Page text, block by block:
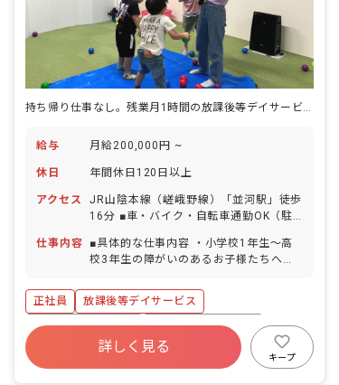
持ち帰り仕事なし。残業月1時間の放課後等デイサービス。
給与 月給200,000円 ~
休日 年間休日120日以上
アクセス
JR山陰本線（嵯峨野線）「並河駅」徒歩
16分 ■車・バイク・自転車通勤OK（駐
仕事内容
■具体的な仕事内容 ・小学校1年生～高
校3年生の障がいのあるお子様たちへの
などの送迎業務 ・個別支援計画に基づい
た、個別トレーニング・集団トレーニン
グ ・連絡帳記入 ・保護者対応 ■保育理
念 ジョイアスリビングは、素直で優しい
気持ちを持った子どもたちの「こころ」
正社員
放課後等デイサービス
年間休日120日以上
ボーナス・賞与あり
社会保険完備
有給
残業少なめ
詳しく見る
キープ